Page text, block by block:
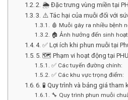
2. 🌦️ Đặc trưng vùng miền tại
3. ⚠️ Tác hại của muỗi đối với
🩸 Muỗi gây ra nhiều bệnh
🏠 Ảnh hưởng đến sinh
4. ✅ Lợi ích khi phun muỗi tại
5. 🗺️ Phạm vi hoạt động tại
✅ Các tuyến đường chính:
✅ Các khu vực trọng điểm:
6. 🧪 Quy trình và bảng giá tham
🔧 Quy trình phun muỗi